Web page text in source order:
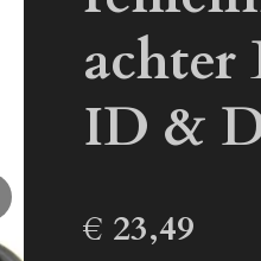
ID &
€ 23,49